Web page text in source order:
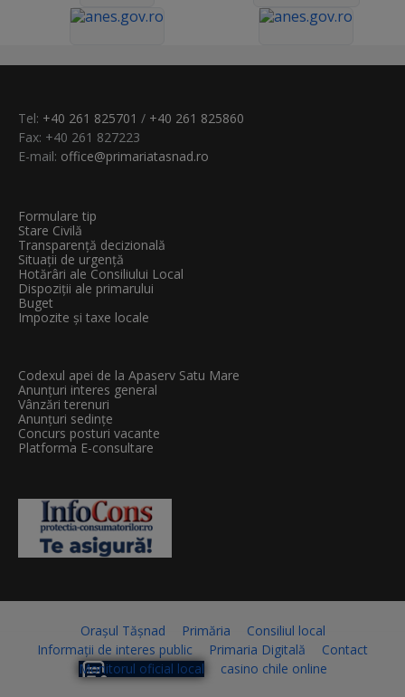
Tel: +40 261 825701 / +40 261 825860
Fax: +40 261 827223
E-mail: office@primariatasnad.ro
Formulare tip
Stare Civilă
Transparenţă decizională
Situații de urgență
Hotărâri ale Consiliului Local
Dispoziții ale primarului
Buget
Impozite și taxe locale
Codexul apei de la Apaserv Satu Mare
Anunțuri interes general
Vânzări terenuri
Anunțuri sedințe
Concurs posturi vacante
Platforma E-consultare
Orașul Tășnad Primăria
Consiliul local
Informații de interes public
Primaria Digitală
Contact
Monitorul oficial local
casino chile online